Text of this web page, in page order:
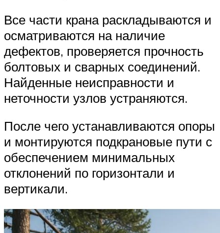
Все части крана раскладываются и
осматриваются на наличие
дефектов, проверяется прочность
болтовых и сварных соединений.
Найденные неисправности и
неточности узлов устраняются.
После чего устанавливаются опоры
и монтируются подкрановые пути с
обеспечением минимальных
отклонений по горизонтали и
вертикали.